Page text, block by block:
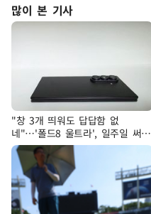
많이 본 기사
"창 3개 띄워도 답답함 없
네"…'폴드8 울트라', 일주일 써보
니